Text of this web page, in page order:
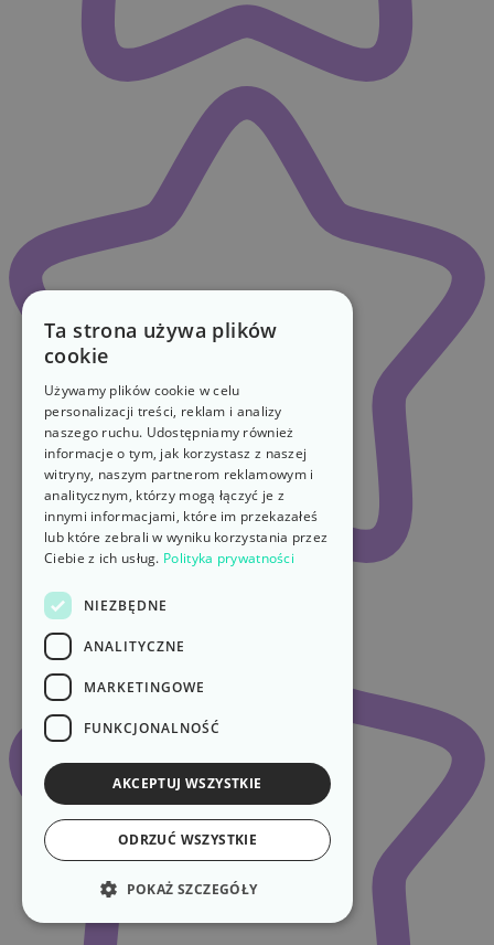
Ta strona używa plików
cookie
Używamy plików cookie w celu
personalizacji treści, reklam i analizy
naszego ruchu. Udostępniamy również
informacje o tym, jak korzystasz z naszej
witryny, naszym partnerom reklamowym i
analitycznym, którzy mogą łączyć je z
innymi informacjami, które im przekazałeś
lub które zebrali w wyniku korzystania przez
Ciebie z ich usług. Polityka prywatności
NIEZBĘDNE
ANALITYCZNE
MARKETINGOWE
FUNKCJONALNOŚĆ
AKCEPTUJ WSZYSTKIE
ODRZUĆ WSZYSTKIE
POKAŻ SZCZEGÓŁY